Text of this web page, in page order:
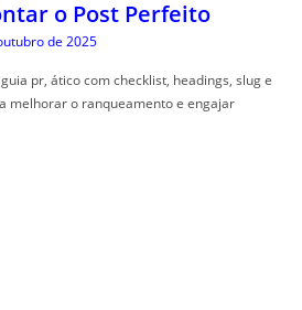
o Post Perfeito
de 2025
pr, ático com checklist, headings, slug e
melhorar o ranqueamento e engajar